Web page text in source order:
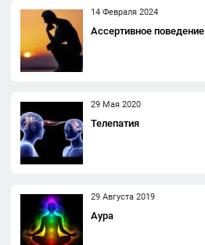
14 Февраля 2024
Ассертивное поведение
29 Мая 2020
Телепатия
29 Августа 2019
Аура